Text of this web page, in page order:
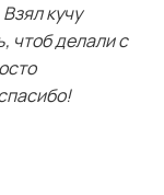
кучу
чтоб делали с